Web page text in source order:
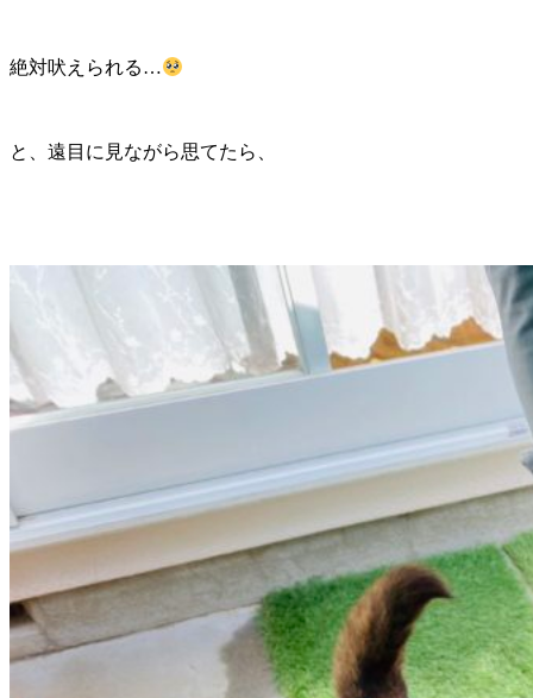
絶対吠えられる…
と、遠目に見ながら思てたら、